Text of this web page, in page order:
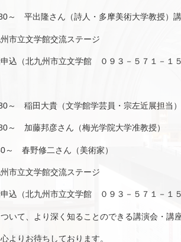
～ 平出隆さん（詩人・多摩美術大学教授）
市立文学館交流ステージ
込（北九州市立文学館 ０９３－５７１－１５
～ 稲田大貴（文学館学芸員・宗左近展担当）
～ 加藤邦彦さん（梅光学院大学准教授）
春野修二さん（美術家）
市立文学館交流ステージ
込（北九州市立文学館 ０９３－５７１－１５
いて、より深く知ることのできる講演会・講
よりお待ちしております。